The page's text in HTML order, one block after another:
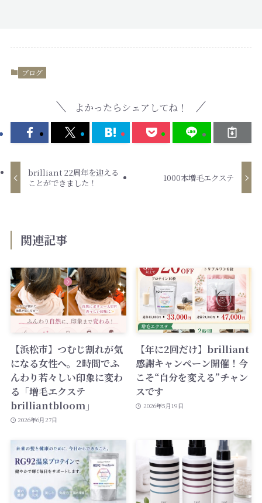
ブログ
よかったらシェアしてね！
brilliant 22周年を迎える
ことができました！
1000本増毛エクステ
関連記事
【浜松市】つむじ割れが気
になる女性へ。2時間でふ
んわり若々しい印象に変わ
る「増毛エクステ
brilliantbloom」
2026年6月27日
【年に2回だけ】brilliant
感謝キャンペーン開催！今
こそ“自分を変える”チャン
スです
2026年5月19日